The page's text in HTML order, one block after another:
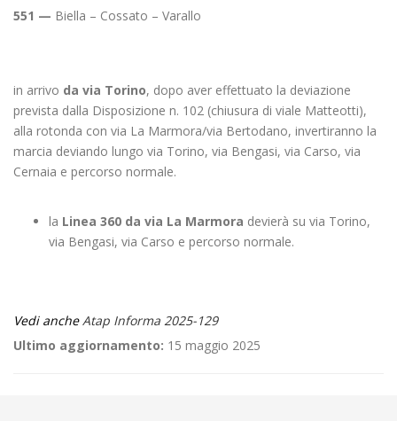
551 — Biella – Cossato – Varallo
in arrivo da via Torino, dopo aver effettuato la deviazione
prevista dalla Disposizione n. 102 (chiusura di viale Matteotti),
alla rotonda con via La Marmora/via Bertodano, invertiranno la
marcia deviando lungo via Torino, via Bengasi, via Carso, via
Cernaia e percorso normale.
la Linea 360 da via La Marmora devierà su via Torino,
via Bengasi, via Carso e percorso normale.
Vedi ancheAtap Informa 2025-129
Ultimo aggiornamento: 15 maggio 2025